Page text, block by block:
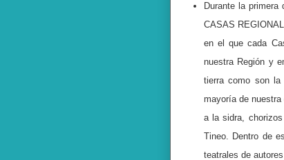
Durante la
CASAS
en el que cada
nuestra Región y
tierra como son
mayoría de
a la sidra,
Tineo. Dentro de
teatrales de